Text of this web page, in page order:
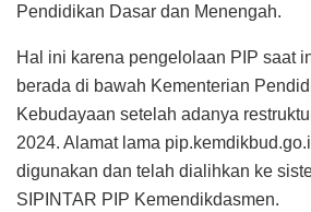
Pendidikan Dasar dan Menengah.
Hal ini karena pengelolaan PIP saat
berada di bawah Kementerian
Kebudayaan setelah adanya
2024. Alamat lama
digunakan dan telah dialihkan ke
SIPINTAR PIP Kemendikdasmen.